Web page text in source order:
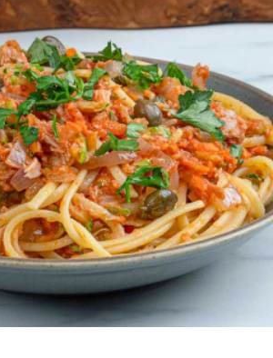
δεν θα αφήσει κανένα μακαρονά
ελαφριά και λαχταριστή εκδοχή
και φρέσκια ντομάτα.
Εύκολη 0:15
10 λεπτά